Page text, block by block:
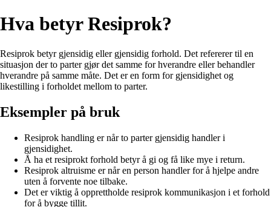
Hva betyr Resiprok?
Resiprok betyr gjensidig eller gjensidig forhold. Det refererer til en
situasjon der to parter gjør det samme for hverandre eller behandler
hverandre på samme måte. Det er en form for gjensidighet og
likestilling i forholdet mellom to parter.
Eksempler på bruk
Resiprok handling er når to parter gjensidig handler i
gjensidighet.
Å ha et resiprokt forhold betyr å gi og få like mye i return.
Resiprok altruisme er når en person handler for å hjelpe andre
uten å forvente noe tilbake.
Det er viktig å opprettholde resiprok kommunikasjon i et forhold
for å bygge tillit.